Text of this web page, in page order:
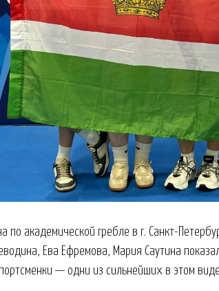
по академической гребле в г. Санкт-
Ева Ефремова, Мария Саутина
— одни из сильнейших в этом